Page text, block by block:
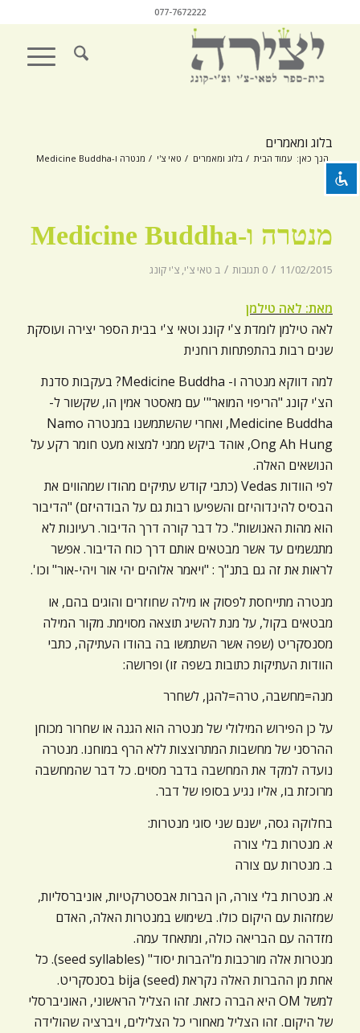
visibility_off השבת את ההבזקים
settings צבע רקע
remove_circle_outline הקטנת גופן
add_circle_outline הגדלת גופן
spellcheck גופן קריא
ניגודיות בהירה
format_underlined הוסף קו תחתון לקישורים
סמן קישורים
את
כל
האפשרויות
077-7672222
בלוג ומאמרים
הנך כאן: עמוד הבית / בלוג ומאמרים / טאי צ'י / מנטרה ו-Medicine Buddha
מנטרה ו-Medicine Buddha
11/02/2015
/ 0 תגובות / ב טאי צ'י, צ'י קונג
מאת: לאה טילמן
לאה טילמן לומדת צ'י קונג וטאי צ'י בבית הספר יצירה ועוסקת
שנים רבות בהתפתחות רוחנית
למה דווקא מנטרה ו- Medicine Buddha? בעקבות סדנת
הצ'י קונג "הריפוי המואר"' עם מאסטר אמין הו, שקשור ל-
Medicine Buddha, ואחרי שהשתמשנו במנטרה Namo
Ong Ah Hung, אוהד ביקש ממני למצוא מעט חומר רקע על
הנושאים האלה.
לפי הוודות Vedas (כתבי קודש עתיקים מהודו שמהווים את
הבסיס להינדוהיזם והשפיעו רבות גם על הבודהיזם) "הדיבור
הוא מהות האנושות". כל דבר קורה דרך הדיבור. רעיונות לא
מתגשמים עד אשר מבטאים אותם דרך כוח הדיבור. אפשר
לראות את זה גם בתנ"ך : "ויאמר אלוהים יהי אור ויהי-אור" וכו'.
מנטרה מתייחסת לפסוק או מילה שחוזרים והוגים בהם, או
מבטאים בקול, על מנת להשיג תוצאה מסוימת. מקור המילה
מסנסקריט (שפה אשר השתמשו בה בהודו העתיקה, כתבי
הוודות העתיקות כתובות בשפה זו) ופרושה:
מנה=מחשבה, טרה=להגן, לשחרר
על כן הפירוש המילולי של מנטרה הוא הגנה או שחרור מכוחן
ההרסני של מחשבות המתרוצצות ללא הרף במוחנו. מנטרה
נועדה למקד את המחשבה בדבר מסוים. כל דבר שהמחשבה
מרוכזת בו, אליו נגיע בסופו של דבר.
בחלוקה גסה, ישנם שני סוגי מנטרות:
א. מנטרות בלי צורה
ב. מנטרות עם צורה
א. מנטרות בלי צורה, הן הברות אבסטרקטיות, אוניברסליות,
שמזהות עם היקום כולו. בשימוש במנטרות האלה, האדם
מזדהה עם הבריאה כולה, ומתאחד עמה.
מנטרות אלה מורכבות מ"הברות יסוד" (seed syllables). כל
אחת מן ההברות האלה נקראת bija (seed) בסנסקריט.
למשל OM היא הברה כזאת. זהו הצליל הראשוני, האוניברסלי
של היקום. זהו הצליל מאחורי כל הצלילים, ויברציה שהולידה